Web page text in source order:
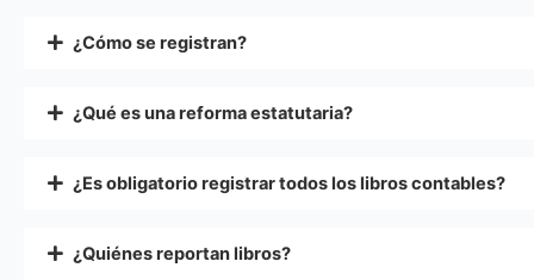
¿Cómo se registran?
¿Qué es una reforma estatutaria?
¿Es obligatorio registrar todos los libros contables?
¿Quiénes reportan libros?